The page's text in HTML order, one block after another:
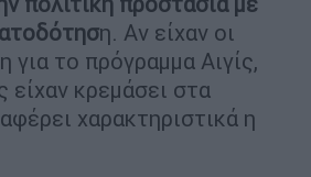
η. Αν είχαν οι
για το πρόγραμμα Αιγίς,
είχαν κρεμάσει στα
χαρακτηριστικά η